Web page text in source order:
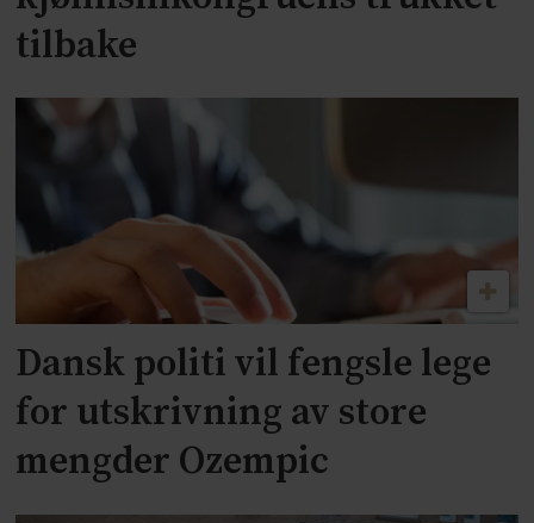
tilbake
Dansk politi vil fengsle lege
for utskrivning av store
mengder Ozempic